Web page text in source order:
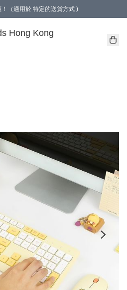
（適用於 特定的送貨方式 )
Hong Kong